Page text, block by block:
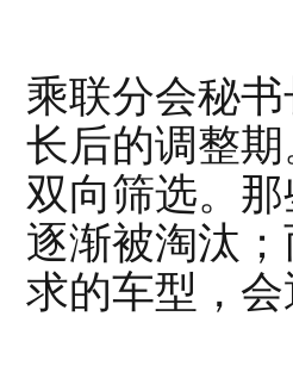
乘联分会秘
长后的调整期
双向筛选。
逐渐被淘汰
求的车型，